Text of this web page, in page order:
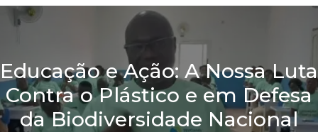
Educação e Ação: A Nossa Luta
Contra o Plástico e em Defesa
da Biodiversidade Nacional